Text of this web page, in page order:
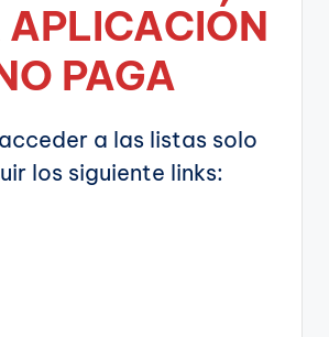
APLICACIÓN
PAGA
a las listas solo
los siguiente links: